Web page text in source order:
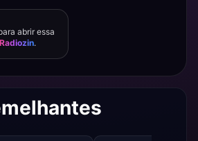
abrir essa
Radiozin.